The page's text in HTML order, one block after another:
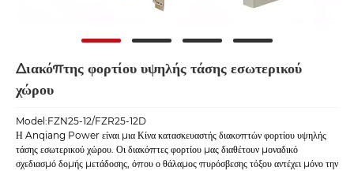
Διακόπτης φορτίου υψηλής τάσης εσωτερικού
χώρου
Model:FZN25-12/FZR25-12D
Η Anqiang Power είναι μια Κίνα κατασκευαστής διακοπτών φορτίου υψηλής
τάσης εσωτερικού χώρου. Οι διακόπτες φορτίου μας διαθέτουν μοναδικό
σχεδιασμό δομής μετάδοσης, όπου ο θάλαμος πυρόσβεσης τόξου αντέχει μόνο την